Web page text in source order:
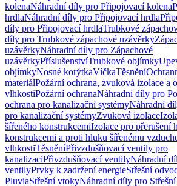
kolenaNáhradní díly pro Připojovací kolena
hrdlaNáhradní díly pro Připojovací hrdla
díly pro Připojovací hrdlaTrubkové
díly pro Trubkové zápachové uzávěrky
uzávěrkyNáhradní díly pro Zápachové
uzávěrkyPříslušenstvíTrubkové objímky
objímkyNosné korýtkaVíčkaTěsnění
materiálPožární ochrana, zvuková izolace a
vlhkostiPožární ochranaNáhradní díly pro
ochrana pro kanalizační systémyNáhradní
pro kanalizační systémyZvuková izolace
šířeného konstrukcemiIzolace pro přerušení
konstrukcemi a proti hluku šířenému
vlhkostiTěsněníPřivzdušňovací ventily pro
kanalizaciPřivzdušňovací ventilyNáhradní
ventilyPrvky k zadržení energieStřešní
PluviaStřešní vtokyNáhradní díly pro